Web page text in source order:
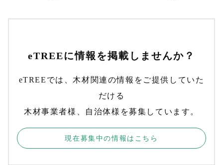
eTREEに情報を掲載しませんか？
eTREEでは、木材関連の情報をご提供していた
だける
木材事業者様、自治体様を募集しています。
現在募集中の情報はこちら